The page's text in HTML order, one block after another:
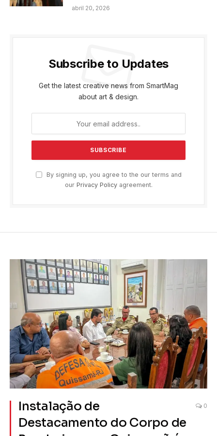
abril 20, 2026
Subscribe to Updates
Get the latest creative news from SmartMag
about art & design.
By signing up, you agree to the our terms and
our Privacy Policyagreement.
Instalação de
Destacamento do Corpo de
0